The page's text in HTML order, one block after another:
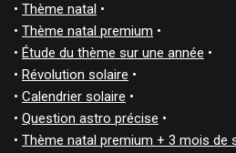
• Thème natal •
• Thème natal premium •
• Étude du thème sur une année •
• Révolution solaire •
• Calendrier solaire •
• Question astro précise •
• Thème natal premium + 3 mois de